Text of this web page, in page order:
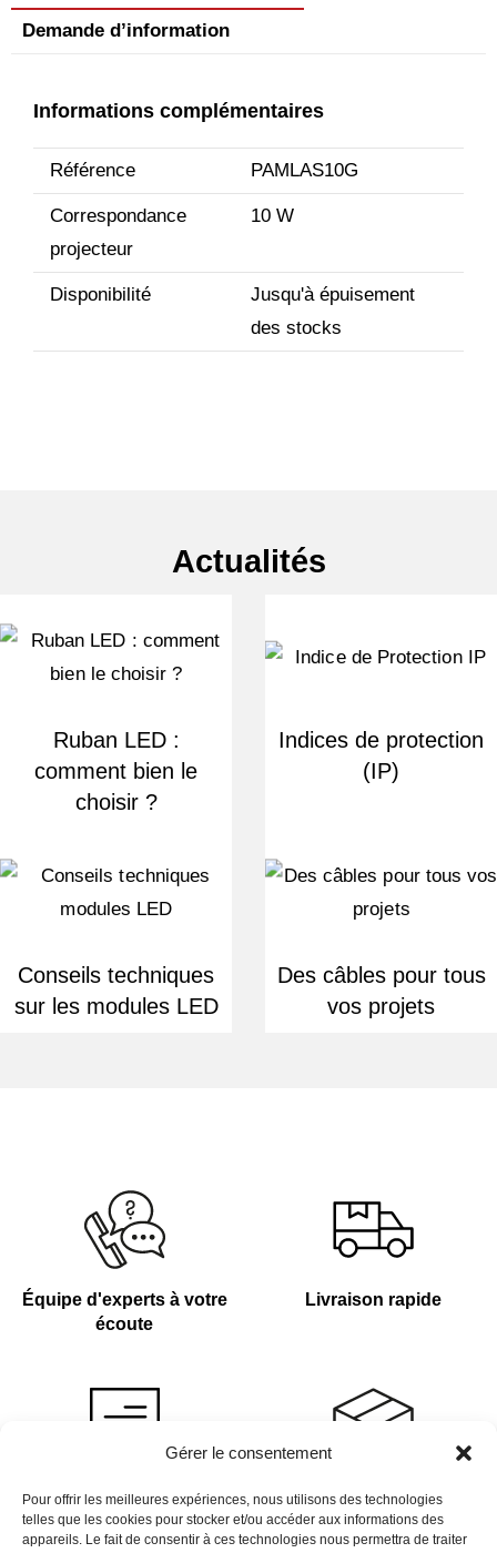
Gérer le consentement
Pour offrir les meilleures expériences, nous utilisons des technologies
telles que les cookies pour stocker et/ou accéder aux informations des
appareils. Le fait de consentir à ces technologies nous permettra de traiter
Demande d’information
Informations complémentaires
Référence PAMLAS10G
Correspondance
projecteur
10 W
Disponibilité
Jusqu'à épuisement
des stocks
Actualités
Ruban LED :
comment bien le
choisir ?
Indices de protection
(IP)
Conseils techniques
sur les modules LED
Des câbles pour tous
vos projets
Équipe d'experts à votre
écoute
Livraison rapide
Devis sur demande
Plus de 4 000 références
en stock